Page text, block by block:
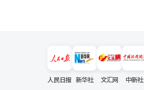
人民日报 新华社 文汇网 中新社